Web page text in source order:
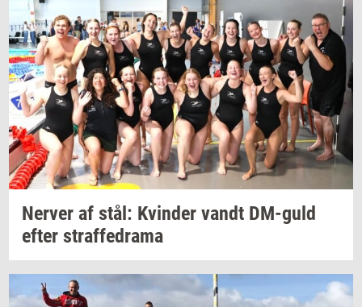
Ner­ver af stål: Kvin­der vandt DM-​guld
efter straf­fed­ra­ma